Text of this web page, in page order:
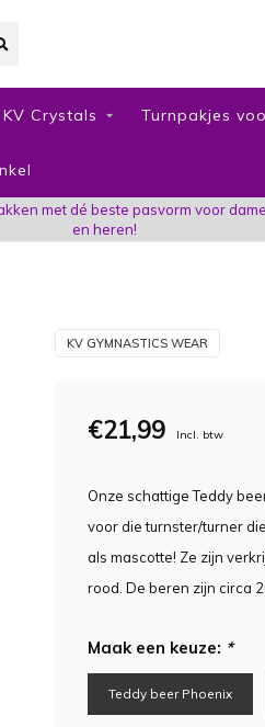
KV Crystals Turnpakjes
met dé beste pasvorm voor
en heren!
KV GYMNASTICS WEAR
€21,99 Incl. btw
Onze schattige Teddy
voor die turnster/turner
als mascotte! Ze zijn
rood. De beren zijn circa
Maak een keuze: *
Teddy beer Phoenix